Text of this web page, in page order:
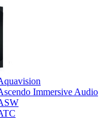
Immersive Audio